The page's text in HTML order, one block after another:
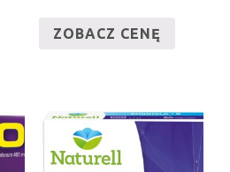
ZOBACZ CENĘ